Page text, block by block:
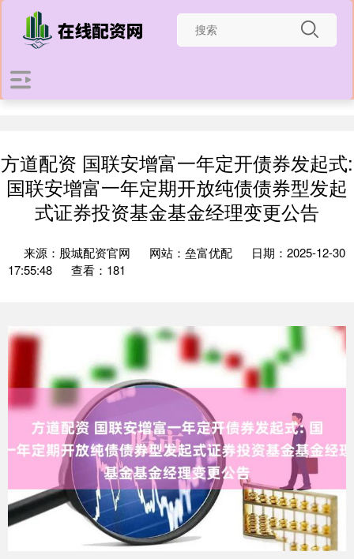
方道配资 国联安增富一年定开债券发起式:
国联安增富一年定期开放纯债债券型发起
式证券投资基金基金经理变更公告
来源：股城配资官网 网站：垒富优配
日期：2025-12-30
17:55:48
查看：181